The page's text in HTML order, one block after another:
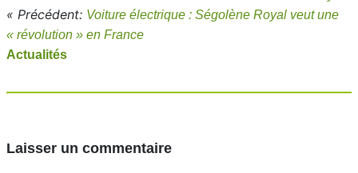
« Précédent: Voiture électrique : Ségolène Royal veut une
« révolution » en France
Actualités
Laisser un commentaire